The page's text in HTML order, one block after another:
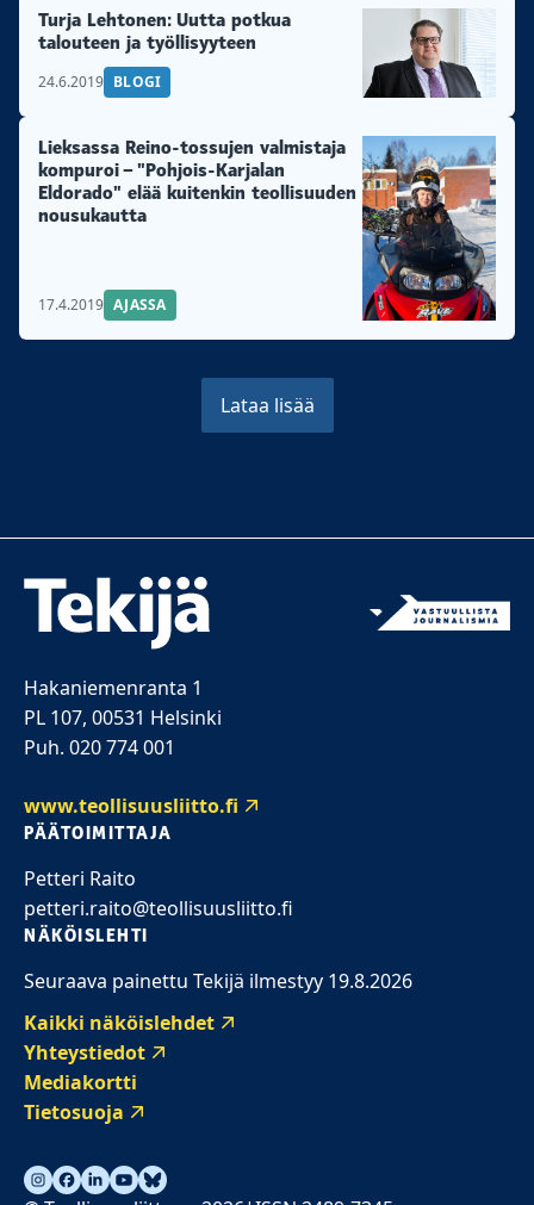
Turja Lehtonen: Uutta potkua
talouteen ja työllisyyteen
24.6.2019 BLOGI
Lieksassa Reino-tossujen valmistaja
kompuroi – "Pohjois-Karjalan
Eldorado" elää kuitenkin teollisuuden
nousukautta
17.4.2019 AJASSA
Lataa lisää
Hakaniemenranta 1
PL 107, 00531 Helsinki
Puh. 020 774 001
www.teollisuusliitto.fi
PÄÄTOIMITTAJA
Petteri Raito
petteri.raito@teollisuusliitto.fi
NÄKÖISLEHTI
Seuraava painettu Tekijä ilmestyy 19.8.2026
Kaikki näköislehdet
Yhteystiedot
Mediakortti
Tietosuoja